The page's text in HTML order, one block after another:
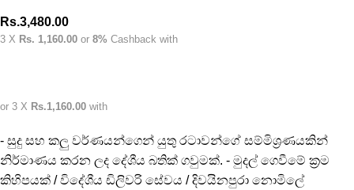
Rs.3,480.00
3 X Rs. 1,160.00 or 8% Cashback with
or 3 X Rs.1,160.00 with
- සුදු සහ කලු වර්ණයන්ගෙන් යුතු රටාවන්ගේ සම්මිශ්‍රණයකින්
නිර්මාණය කරන ලද දේශීය බතික් ගවුමක්. - මුදල් ගෙවීමේ ක්‍රම
කිහිපයක් / විදේශීය ඩිලිවරි සේවය / දිවයිනපුරා නොමිලේ